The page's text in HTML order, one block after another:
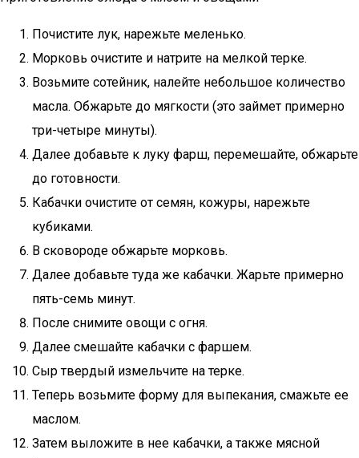
Почистите лук, нарежьте меленько.
Морковь очистите и натрите на мелкой терке.
Возьмите сотейник, налейте небольшое количество
масла. Обжарьте до мягкости (это займет примерно
три-четыре минуты).
Далее добавьте к луку фарш, перемешайте, обжарьте
до готовности.
Кабачки очистите от семян, кожуры, нарежьте
кубиками.
В сковороде обжарьте морковь.
Далее добавьте туда же кабачки. Жарьте примерно
пять-семь минут.
После снимите овощи с огня.
Далее смешайте кабачки с фаршем.
Сыр твердый измельчите на терке.
Теперь возьмите форму для выпекания, смажьте ее
маслом.
Затем выложите в нее кабачки, а также мясной